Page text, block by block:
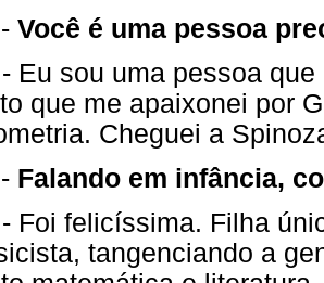
- Você é uma pessoa
Eu sou uma pessoa
que me apaixonei por
Cheguei a
- Falando em infância,
Foi felicíssima. Filha
tangenciando a